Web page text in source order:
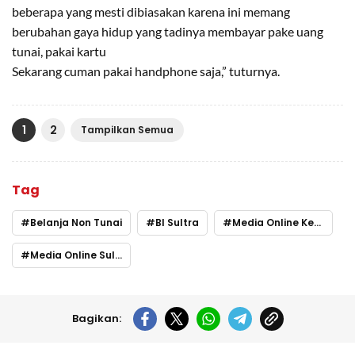
beberapa yang mesti dibiasakan karena ini memang
berubahan gaya hidup yang tadinya membayar pake uang
tunai, pakai kartu
Sekarang cuman pakai handphone saja,” tuturnya.
1 2 Tampilkan Semua
Tag
Belanja Non Tunai BI Sultra Media Online Kendari
Media Online Sultra
Bagikan: